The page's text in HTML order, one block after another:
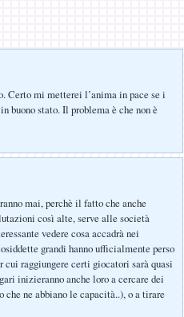
Certo mi metterei l’anima in pace se i
buono stato. Il problema è che non è
mai, perchè il fatto che anche
così alte, serve alle società
vedere cosa accadrà nei
grandi hanno ufficialmente perso
cui raggiungere certi giocatori sarà quasi
inizieranno anche loro a cercare dei
ne abbiano le capacità..), o a tirare